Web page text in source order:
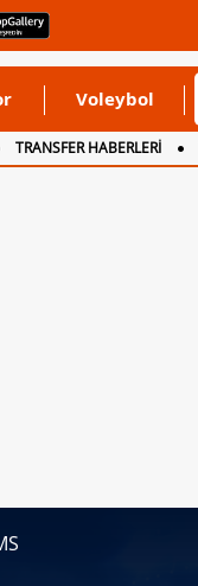
Voleybol
TRANSFER HABERLERİ